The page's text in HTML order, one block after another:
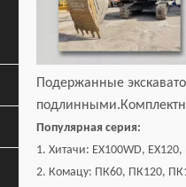
Подержанные
Популярная серия:
1. Хитачи: EX100WD, EX120,
2. Комацу: ПК60, ПК120,